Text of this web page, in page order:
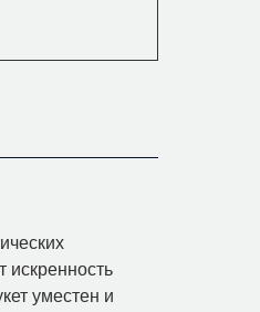
искренность
уместен и